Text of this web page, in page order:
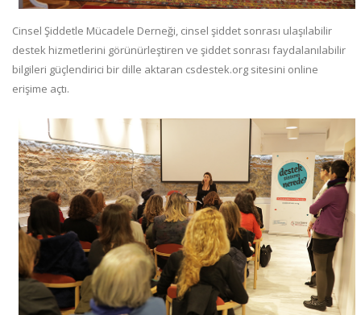
Cinsel Şiddetle Mücadele Derneği, cinsel şiddet sonrası ulaşılabilir
destek hizmetlerini görünürleştiren ve şiddet sonrası faydalanılabilir
bilgileri güçlendirici bir dille aktaran csdestek.org sitesini online
erişime açtı.